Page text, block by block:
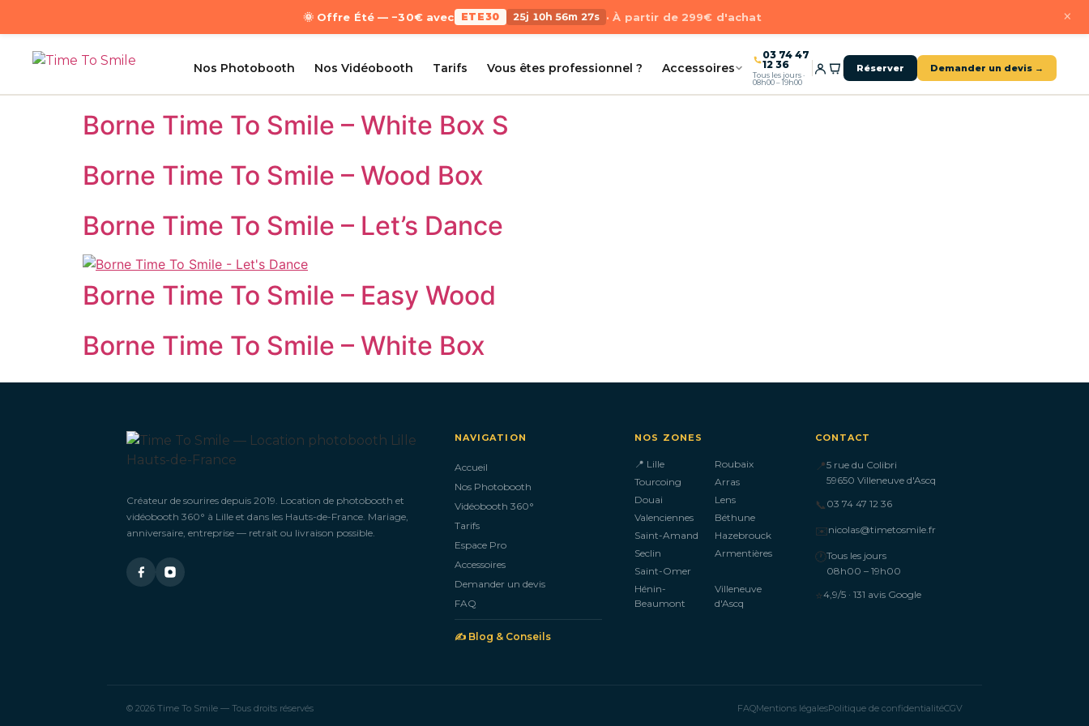
🌞 Offre Été — −30€ avec ETE30 25j 10h 56m 27s · À partir de 299€ d'achat ×
Nos Photobooth Nos Vidéobooth Tarifs Vous êtes professionnel ? Accessoires
03 74 47
12 36
Tous les jours ·
08h00 – 19h00
Réserver Demander un devis →
Borne Time To Smile – White Box S
Borne Time To Smile – Wood Box
Borne Time To Smile – Let’s Dance
Borne Time To Smile – Easy Wood
Borne Time To Smile – White Box
Créateur de sourires depuis 2019. Location de photobooth et
vidéobooth 360° à Lille et dans les Hauts-de-France. Mariage,
anniversaire, entreprise — retrait ou livraison possible.
NAVIGATION
Accueil
Nos Photobooth
Vidéobooth 360°
Tarifs
Espace Pro
Accessoires
Demander un devis
FAQ
✍️ Blog & Conseils
NOS ZONES
📍 Lille
Roubaix
Tourcoing
Arras
Douai
Lens
Valenciennes
Béthune
Saint-Amand
Hazebrouck
Seclin
Armentières
Saint-Omer
Hénin-
Beaumont
Villeneuve
d'Ascq
CONTACT
📍5 rue du Colibri
59650 Villeneuve d'Ascq
📞 03 74 47 12 36
✉️nicolas@timetosmile.fr
🕐Tous les jours
08h00 – 19h00
⭐4,9/5 · 131 avis Google
© 2026 Time To Smile — Tous droits réservés FAQMentions légalesPolitique de confidentialitéCGV